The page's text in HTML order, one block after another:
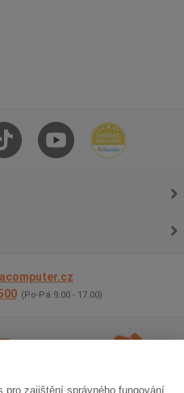
pro zajištění správného fungování
(Po-Pá 9.00 - 17.00)